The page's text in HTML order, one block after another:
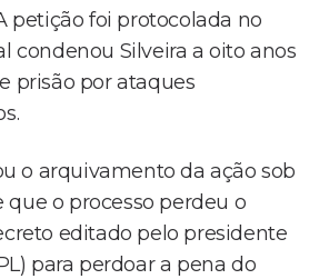
petição foi protocolada no
condenou Silveira a oito anos
prisão por ataques
o arquivamento da ação sob
que o processo perdeu o
editado pelo presidente
para perdoar a pena do